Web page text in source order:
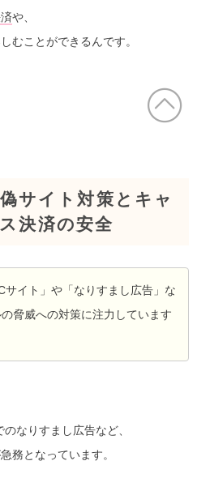
や、
むことができるんです。
サイト対策とキャ
決済の安全
サイト」や「なりすまし広告」な
脅威への対策に注力しています
なりすまし広告など、
務となっています。